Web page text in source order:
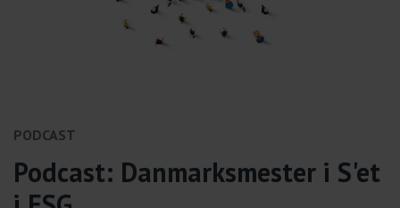
PODCAST
Podcast: Danmarksmester i S'et